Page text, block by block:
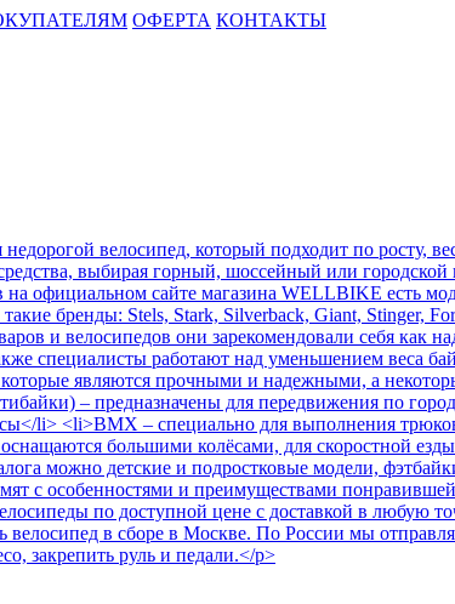
ОФЕРТА КОНТАКТЫ